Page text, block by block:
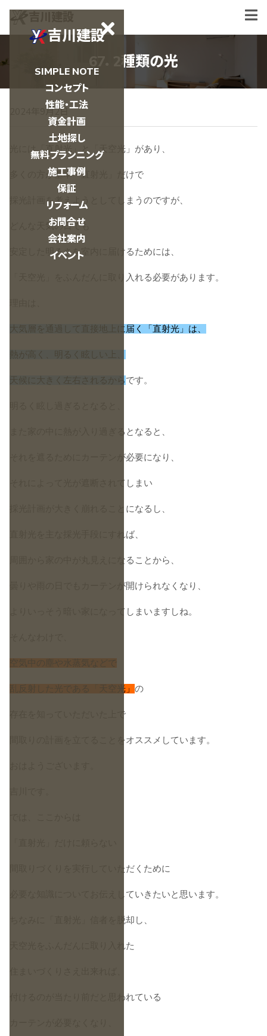
吉川建設
SIMPLE NOTE
コンセプト
性能・工法
資金計画
土地探し
無料プランニング
施工事例
保証
リフォーム
お問合せ
会社案内
イベント
67．2種類の光
2024年9月2日
光には「直射光」と「天空光」があり、
多くの方が基本「直射光」だけで
採光計画を考えようとしてしまうのですが、
どんな天気の日でも
安定した明るさを室内に届けるためには、
「天空光」をふんだんに取り入れる必要があります。
大気層を通過して直接地上に届く「直射光」は、
熱が高く、明るく眩しい上、
天候に大きく左右されるからです。
また家の中に熱が入り過ぎるとなると、
それを遮るためにカーテンが必要になり、
それによって光が遮断されてしまい
採光計画が大きく崩れることになるし、
直射光を主な採光手段にすれば、
周囲から家の中が丸見えになることから、
曇りや雨の日でもカーテンが開けられなくなり、
よりいっそう暗い家になってしまいますしね。
空気中の塵や水蒸気などで
乱反射した光である「天空光」 の
存在を知っていただいた上で
間取りの計画を立てることをオススメしています。
間取りづくりを実行していただくために
必要な知識についてお伝えしていきたいと思います。
ちなみに「直射光」信者を脱却し、
天空光をふんだんに取り入れた
付けるのが当たり前だと思われている